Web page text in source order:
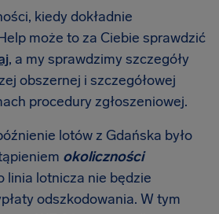
kiedy dokładnie
może to za Ciebie sprawdzić
, a my sprawdzimy szczegóły
obszernej i szczegółowej
procedury zgłoszeniowej.
lotów z Gdańska było
okoliczności
linia lotnicza nie będzie
odszkodowania. W tym